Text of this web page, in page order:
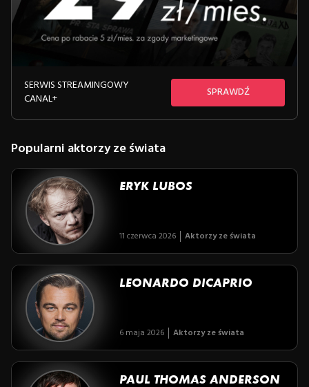
SERWIS STREAMINGOWY
CANAL+
SPRAWDŹ
Popularni aktorzy ze świata
ERYK LUBOS
11 czerwca 2026 Aktorzy ze świata
LEONARDO DICAPRIO
6 maja 2026 Aktorzy ze świata
PAUL THOMAS ANDERSON